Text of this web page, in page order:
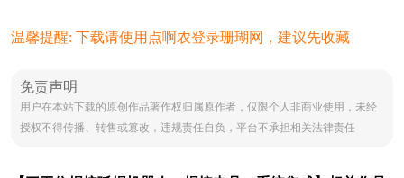
温馨提醒: 下载请使用点啊农登录珊瑚网，建议先收藏
免责声明
用户在本站下载的原创作品著作权归属原作者，仅限个人非商业使用，未经
授权不得传播、转售或篡改，违规责任自负，平台不承担相关法律责任